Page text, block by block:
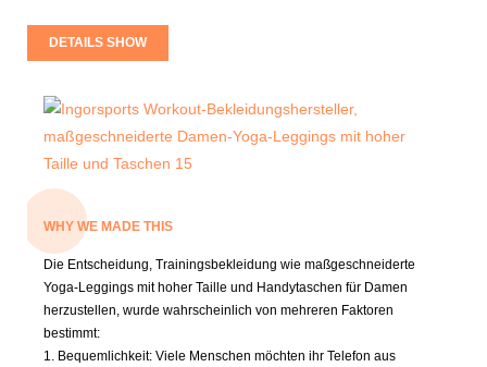
DETAILS SHOW
WHY WE MADE THIS
Die Entscheidung, Trainingsbekleidung wie maßgeschneiderte
Yoga-Leggings mit hoher Taille und Handytaschen für Damen
herzustellen, wurde wahrscheinlich von mehreren Faktoren
bestimmt:
1. Bequemlichkeit: Viele Menschen möchten ihr Telefon aus